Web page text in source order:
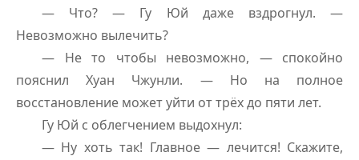
— Что? — Гу Юй даже вздрогнул. —
Невозможно вылечить?
— Не то чтобы невозможно, — спокойно
пояснил Хуан Чжунли. — Но на полное
восстановление может уйти от трёх до пяти лет.
Гу Юй с облегчением выдохнул:
— Ну хоть так! Главное — лечится! Скажите,